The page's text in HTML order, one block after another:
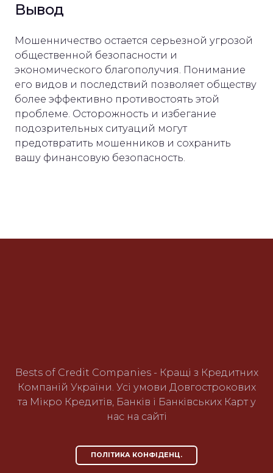
Вывод
Мошенничество остается серьезной угрозой
общественной безопасности и
экономического благополучия. Понимание
его видов и последствий позволяет обществу
более эффективно противостоять этой
проблеме. Осторожность и избегание
подозрительных ситуаций могут
предотвратить мошенников и сохранить
вашу финансовую безопасность.
Bests of Credit Companies - Кращі з Кредитних
Компаній України. Усі умови Довгострокових
та Мікро Кредитів, Банків і Банківських Карт у
нас на сайті
ПОЛІТИКА КОНФІДЕНЦ.